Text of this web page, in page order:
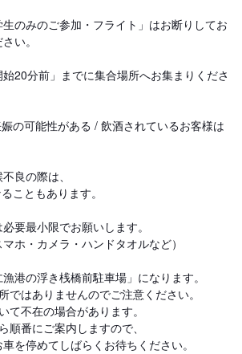
生のみのご参加・フライト」はお断りしてお
い。
始20分前」までに集合場所へお集まりくださ
の可能性がある / 飲酒されているお客様は
良の際は、
こともあります。
要最小限でお願いします。
ホ・カメラ・ハンドタオルなど）
港の浮き桟橋前駐車場」になります。
ではありませんのでご注意ください。
て不在の場合があります。
順番にご案内しますので、
を停めてしばらくお待ちください。